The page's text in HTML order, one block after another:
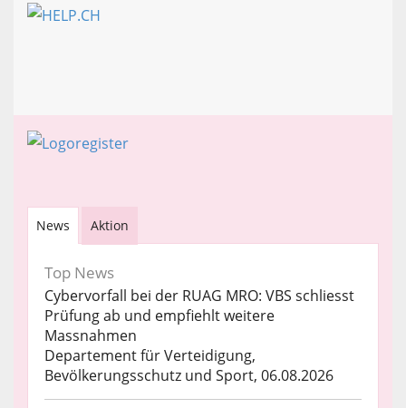
News Aktion
Top News
Cybervorfall bei der RUAG MRO: VBS schliesst
Prüfung ab und empfiehlt weitere
Massnahmen
Departement für Verteidigung,
Bevölkerungsschutz und Sport, 06.08.2026